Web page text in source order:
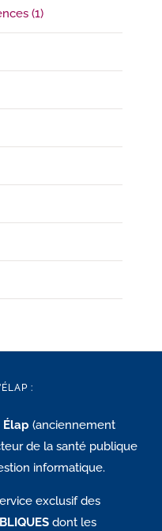
(1)
:
Élap (anciennement
de la santé publique
informatique.
exclusif des
dont les